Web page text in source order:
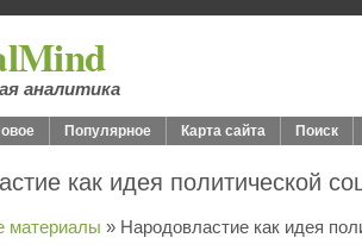
аналитика
Популярное Карта сайта Поиск
как идея политической
материалы » Народовластие как идея